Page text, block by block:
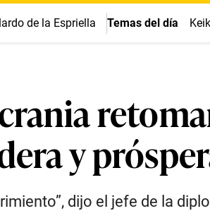
de la Espriella Temas del día
y
dijo el jefe de la